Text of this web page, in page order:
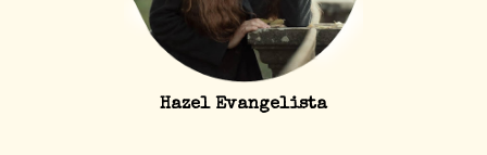
Hazel Evangelista